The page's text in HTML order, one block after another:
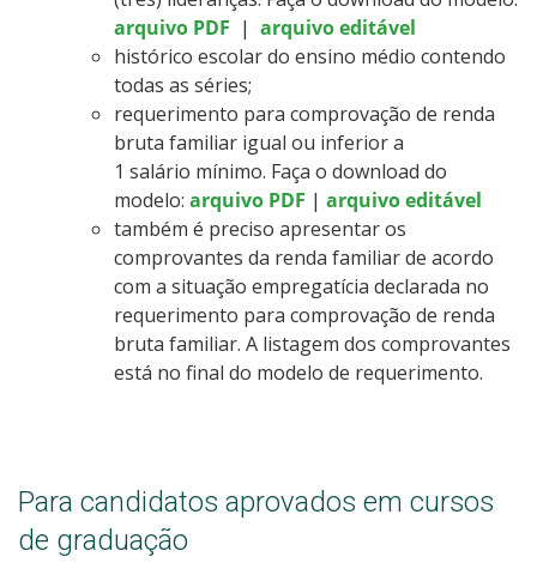
arquivo PDF | arquivo editável
histórico escolar do ensino médio contendo
todas as séries;
requerimento para comprovação de renda
bruta familiar igual ou inferior a
1 salário mínimo. Faça o download do
modelo: arquivo PDF | arquivo editável
também é preciso apresentar os
comprovantes da renda familiar de acordo
com a situação empregatícia declarada no
requerimento para comprovação de renda
bruta familiar. A listagem dos comprovantes
está no final do modelo de requerimento.
Para candidatos aprovados em cursos
de graduação